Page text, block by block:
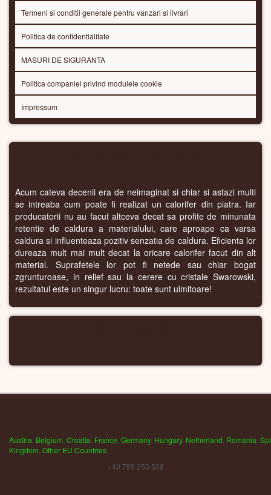
Termeni si conditii generale pentru vanzari si livrari
Politica de confidentialitate
MASURI DE SIGURANTA
Politica companiei privind modulele cookie
Impressum
Acum cateva decenii era de neimaginat si chiar si astazi multi
se intreaba cum poate fi realizat un calorifer din piatra. Iar
producatorii nu au facut altceva decat sa profite de minunata
retentie de caldura a materialului, care aproape ca varsa
caldura si influenteaza pozitiv senzatia de caldura. Eficienta lor
dureaza mult mai mult decat la oricare calorifer facut din alt
material. Suprafetele lor pot fi netede sau chiar bogat
zgrunturoase, in relief sau la cerere cu cristale Swarowski,
rezultatul este un singur lucru: toate sunt uimitoare!
Austria Belgium Croatia France Germany, Hungary, Netherland Romania
Kingdom Other EU Countries
+40 755 253 508